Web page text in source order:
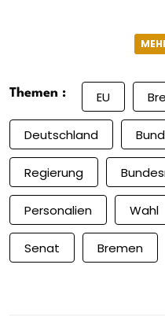
Themen : EU
Deutschland
Regierung
Personalien Wahl
Senat Bremen